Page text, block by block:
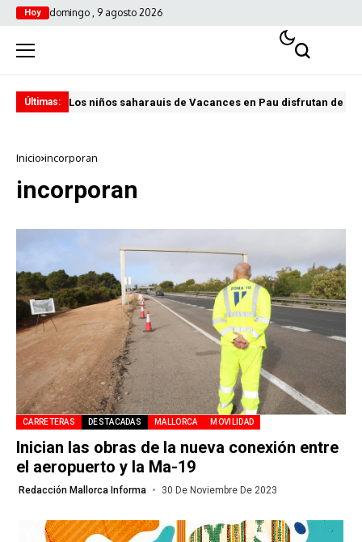
Hoy domingo , 9 agosto 2026
Últimas: Los niños saharauis de Vacances en Pau disfrutan de
Inicio incorporan
incorporan
CARRETERAS DESTACADAS MALLORCA MOVILIDAD
Inician las obras de la nueva conexión entre
el aeropuerto y la Ma-19
Redacción Mallorca Informa 30 De Noviembre De 2023